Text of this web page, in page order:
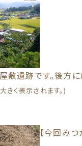
遺跡です。後方に
きく表示されます。)
【今回みつ